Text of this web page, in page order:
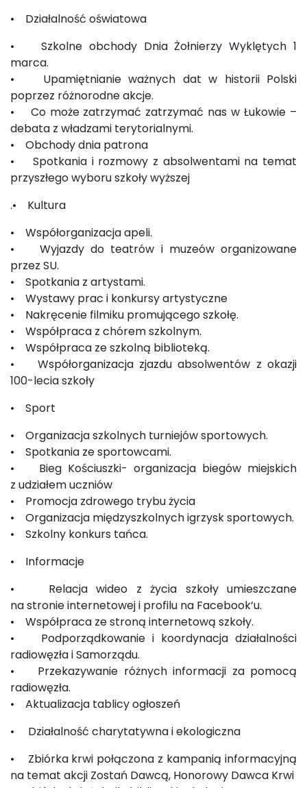
• Działalność oświatowa
• Szkolne obchody Dnia Żołnierzy Wyklętych 1
marca.
• Upamiętnianie ważnych dat w historii Polski
poprzez różnorodne akcje.
• Co może zatrzymać zatrzymać nas w Łukowie –
debata z władzami terytorialnymi.
• Obchody dnia patrona
• Spotkania i rozmowy z absolwentami na temat
przyszłego wyboru szkoły wyższej
.• Kultura
• Współorganizacja apeli.
• Wyjazdy do teatrów i muzeów organizowane
przez SU.
• Spotkania z artystami.
• Wystawy prac i konkursy artystyczne
• Nakręcenie filmiku promującego szkołę.
• Współpraca z chórem szkolnym.
• Współpraca ze szkolną biblioteką.
• Współorganizacja zjazdu absolwentów z okazji
100-lecia szkoły
• Sport
• Organizacja szkolnych turniejów sportowych.
• Spotkania ze sportowcami.
• Bieg Kościuszki- organizacja biegów miejskich
z udziałem uczniów
• Promocja zdrowego trybu życia
• Organizacja międzyszkolnych igrzysk sportowych.
• Szkolny konkurs tańca.
• Informacje
• Relacja wideo z życia szkoły umieszczane
na stronie internetowej i profilu na Facebook’u.
• Współpraca ze stroną internetową szkoły.
• Podporządkowanie i koordynacja działalności
radiowęzła i Samorządu.
• Przekazywanie różnych informacji za pomocą
radiowęzła.
• Aktualizacja tablicy ogłoszeń
• Działalność charytatywna i ekologiczna
• Zbiórka krwi połączona z kampanią informacyjną
na temat akcji Zostań Dawcą, Honorowy Dawca Krwi